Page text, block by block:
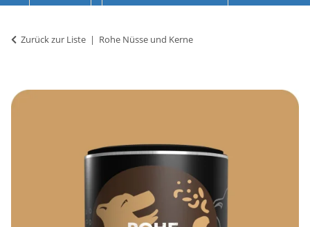
Zurück zur Liste Rohe Nüsse und Kerne